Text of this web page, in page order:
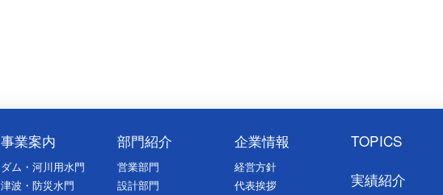
事業案内
ダム・河川用水門
津波・防災水門
部門紹介
営業部門
設計部門
企業情報
経営方針
代表挨拶
TOPICS
実績紹介